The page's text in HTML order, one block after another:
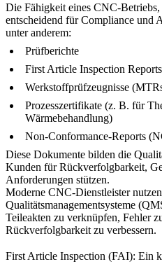
Die Fähigkeit eines CNC-
entscheidend für Compliance und
unter anderem:
Prüfberichte
First Article Inspection
Werkstoffprüfzeugnisse
Prozesszertifikate (z. B. für
Wärmebehandlung)
Non-Conformance-Reports
Diese Dokumente bilden die
Kunden für Rückverfolgbarkeit,
Anforderungen stützen.
Moderne CNC-Dienstleister
Qualitätsmanagementsysteme
Teileakten zu verknüpfen, Fehler
Rückverfolgbarkeit zu verbessern.
First Article Inspection (FAI): Ein